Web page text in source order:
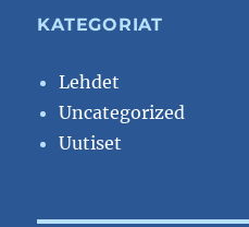
KATEGORIAT
Lehdet
Uncategorized
Uutiset